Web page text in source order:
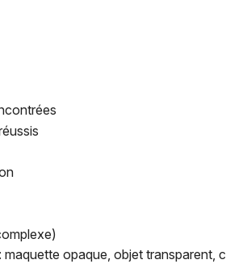
maquette opaque, objet